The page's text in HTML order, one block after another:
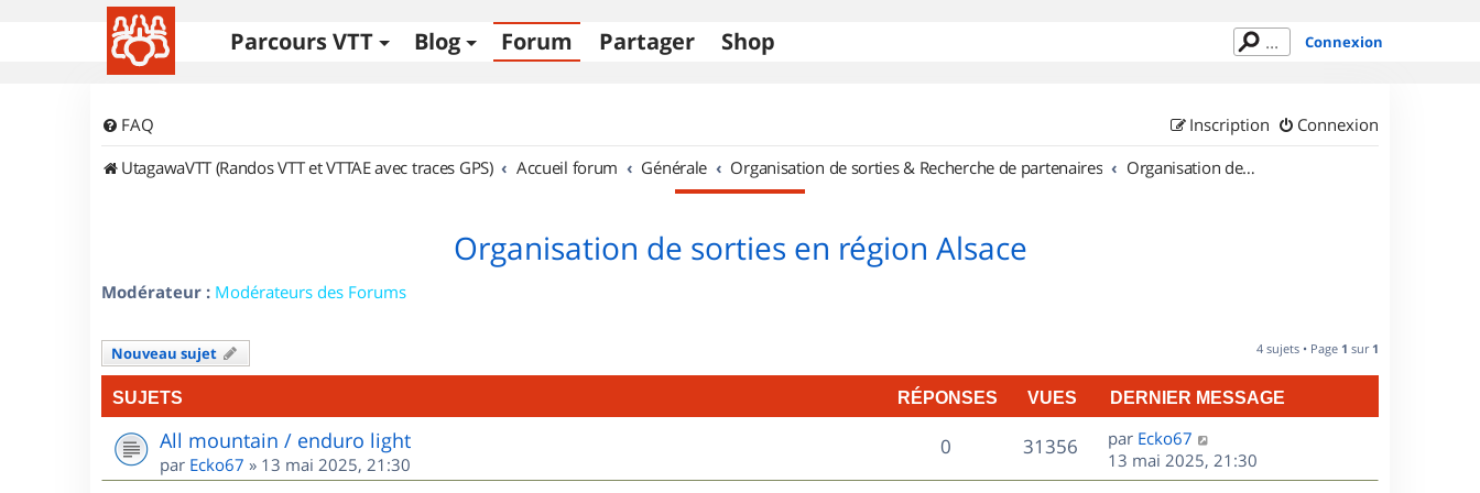
Parcours VTT Blog Forum Partager Shop Connexion
FAQ Connexion
Inscription
UtagawaVTT (Randos VTT et VTTAE avec traces GPS)
Accueil forum Générale Organisation de sorties & Recherche de partenaires Organisation de sorties en région Alsace
Organisation de sorties en région Alsace
Modérateur : Modérateurs des Forums
Nouveau sujet 4 sujets • Page 1 sur 1
SUJETS RÉPONSES VUES DERNIER MESSAGE
All mountain / enduro light
par Ecko67 » 13 mai 2025, 21:30
0R
é
31356V
u
D
e
r
par Ecko67
13 mai 2025, 21:30